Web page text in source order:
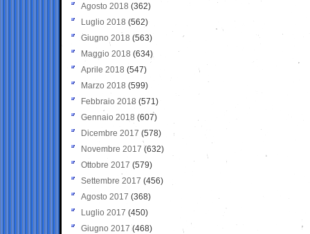
Agosto 2018 (362)
Luglio 2018 (562)
Giugno 2018 (563)
Maggio 2018 (634)
Aprile 2018 (547)
Marzo 2018 (599)
Febbraio 2018 (571)
Gennaio 2018 (607)
Dicembre 2017 (578)
Novembre 2017 (632)
Ottobre 2017 (579)
Settembre 2017 (456)
Agosto 2017 (368)
Luglio 2017 (450)
Giugno 2017 (468)